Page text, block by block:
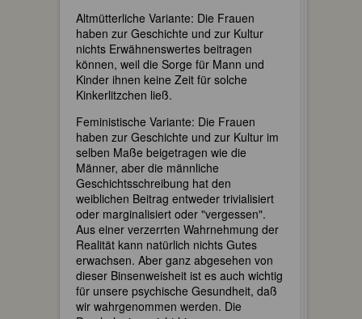
Altmütterliche Variante: Die Frauen
haben zur Geschichte und zur Kultur
nichts Erwähnenswertes beitragen
können, weil die Sorge für Mann und
Kinder ihnen keine Zeit für solche
Kinkerlitzchen ließ.
Feministische Variante: Die Frauen
haben zur Geschichte und zur Kultur im
selben Maße beigetragen wie die
Männer, aber die männliche
Geschichtsschreibung hat den
weiblichen Beitrag entweder trivialisiert
oder marginalisiert oder "vergessen".
Aus einer verzerrten Wahrnehmung der
Realität kann natürlich nichts Gutes
erwachsen. Aber ganz abgesehen von
dieser Binsenweisheit ist es auch wichtig
für unsere psychische Gesundheit, daß
wir wahrgenommen werden. Die